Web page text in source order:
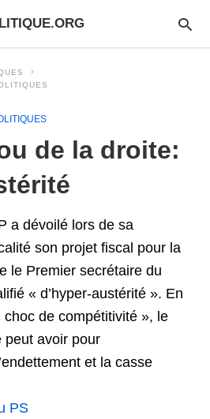
de la droite:
a dévoilé lors de sa
son projet fiscal pour la
le Premier secrétaire du
« d’hyper-austérité ». En
choc de compétitivité », le
peut avoir pour
et la casse
PS